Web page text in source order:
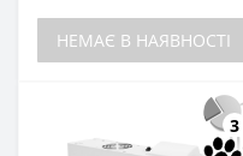
НЕМАЄ В НАЯВНОСТІ
3